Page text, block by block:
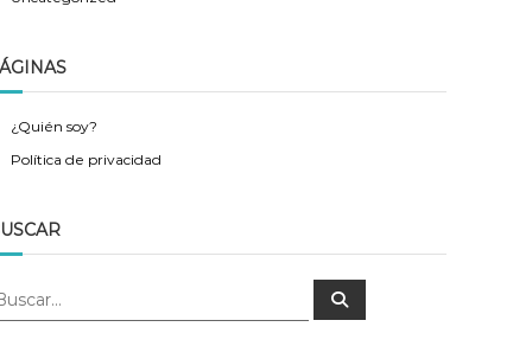
¿Quién soy?
Política de privacidad
B